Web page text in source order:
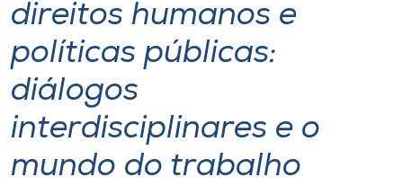
Biblioteca
Editora
Rádio
direitos humanos e
políticas públicas:
diálogos
interdisciplinares e o
mundo do trabalho